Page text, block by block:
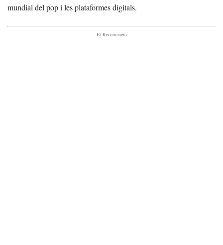
mundial del pop i les plataformes digitals.
- Et Recomanem -